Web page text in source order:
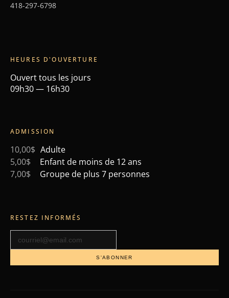
418-297-6798
HEURES D'OUVERTURE
Ouvert tous les jours
09h30 — 16h30
ADMISSION
10,00$ Adulte
5,00$
Enfant de moins de 12 ans
7,00$
Groupe de plus 7 personnes
RESTEZ INFORMÉS
S'ABONNER